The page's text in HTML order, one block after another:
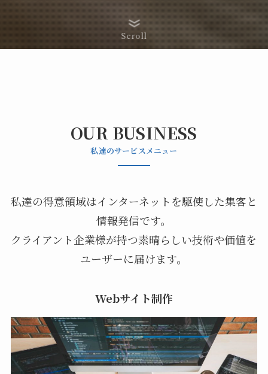
Scroll
OUR BUSINESS
私達のサービスメニュー
私達の得意領域はインターネットを駆使した集客と
情報発信です。
クライアント企業様が持つ素晴らしい技術や価値を
ユーザーに届けます。
Webサイト制作